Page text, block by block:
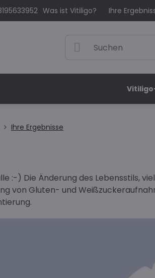
Was ist Vitiligo? Ihre
Ihre Ergebnisse
:-) Die Änderung des Lebensstils,
von Gluten- und